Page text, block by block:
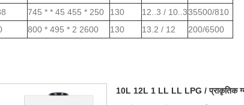
745 * * 45 455 * 250 130 12..3 / 10..335500/810
800 * 495 * 2 2600 130 13.2 / 12 200/6500
10L 12L 1 LL LL LPG / प्राकृतिक